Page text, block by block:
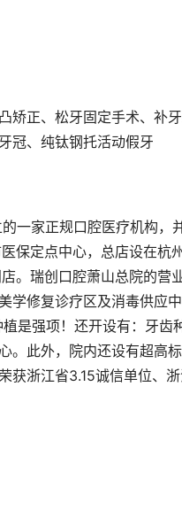
矫正、松牙固定手术、补
冠、纯钛钢托活动假牙
一家正规口腔医疗机构，
保定点中心，总店设在杭
。瑞创口腔萧山总院的
学修复诊疗区及消毒供应
是强项！还开设有：牙
。此外，院内还设有超高
获浙江省3.15诚信单位、